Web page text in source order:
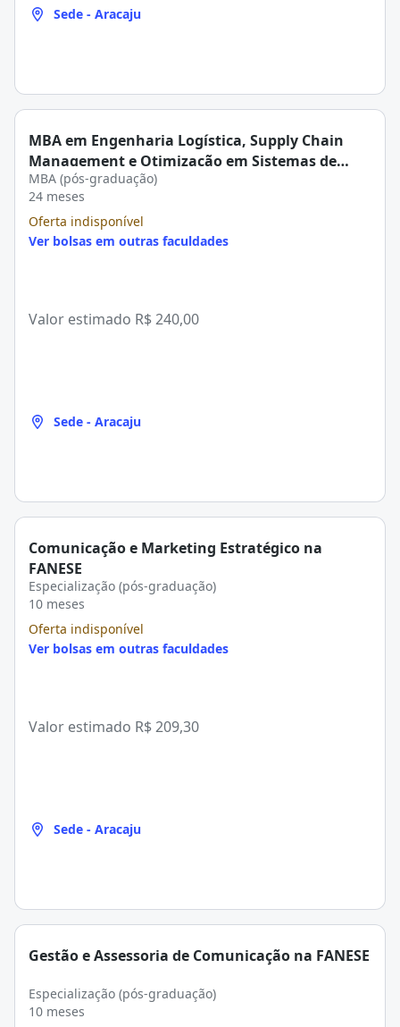
Sede - Aracaju
MBA em Engenharia Logística, Supply Chain
Management e Otimização em Sistemas de
Transporte na FANESE
MBA (pós-graduação)
24 meses
Oferta indisponível
Ver bolsas em outras faculdades
Valor estimado R$ 240,00
Sede - Aracaju
Comunicação e Marketing Estratégico na
FANESE
Especialização (pós-graduação)
10 meses
Oferta indisponível
Ver bolsas em outras faculdades
Valor estimado R$ 209,30
Sede - Aracaju
Gestão e Assessoria de Comunicação na FANESE
Especialização (pós-graduação)
10 meses